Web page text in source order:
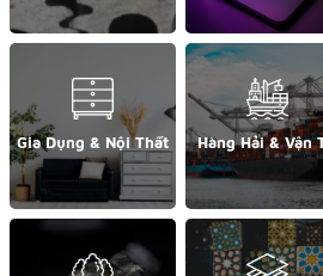
Gia Dụng & Nội Thất Hàng Hải & Vận